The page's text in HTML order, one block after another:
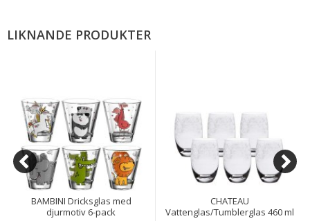
LIKNANDE PRODUKTER
BAMBINI Dricksglas med
djurmotiv 6-pack
CHATEAU
Vattenglas/Tumblerglas 460 ml